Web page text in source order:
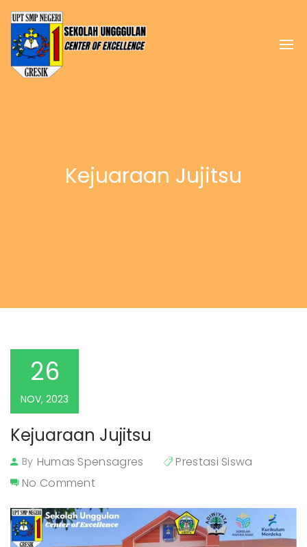
Kejuaraan Jujitsu
Kejuaraan Jujitsu
By Humas Spensagres
Prestasi Siswa
No Comment
26
NOV, 2023